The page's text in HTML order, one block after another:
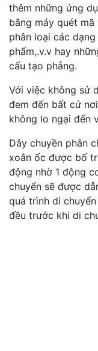
thêm những ứng
bằng máy quét
phân loại các
phẩm,.v.v hay
cấu tạo phẳng.
Với việc không sử
đem đến bất cứ
không lo ngại đến
Dây chuyền phân
xoắn ốc được bố
động nhờ 1 động
chuyển sẽ được
quá trình di
đều trước khi di